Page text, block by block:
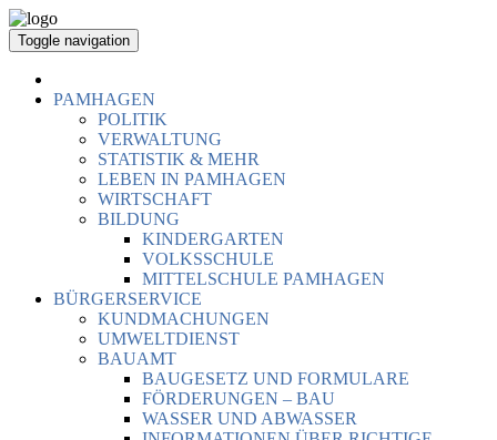
Toggle navigation
PAMHAGEN
POLITIK
VERWALTUNG
STATISTIK & MEHR
LEBEN IN PAMHAGEN
WIRTSCHAFT
BILDUNG
KINDERGARTEN
VOLKSSCHULE
MITTELSCHULE PAMHAGEN
BÜRGERSERVICE
KUNDMACHUNGEN
UMWELTDIENST
BAUAMT
BAUGESETZ UND FORMULARE
FÖRDERUNGEN – BAU
WASSER UND ABWASSER